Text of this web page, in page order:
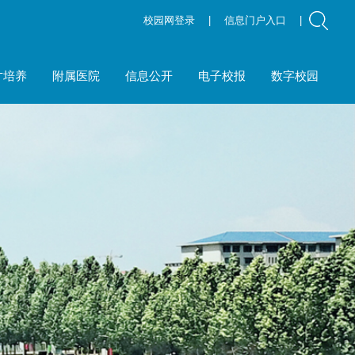
校园网登录 信息门户入口
培养 附属医院 信息公开 电子校报 数字校园